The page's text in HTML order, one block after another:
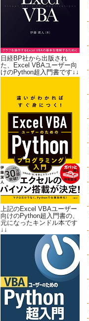
日経BP社から出版され
た、Excel VBAユーザー向
けのPython超入門書です↓↓
上記のExcel VBAユーザー
向けのPython超入門書の、
元になったキンドル本です
↓↓